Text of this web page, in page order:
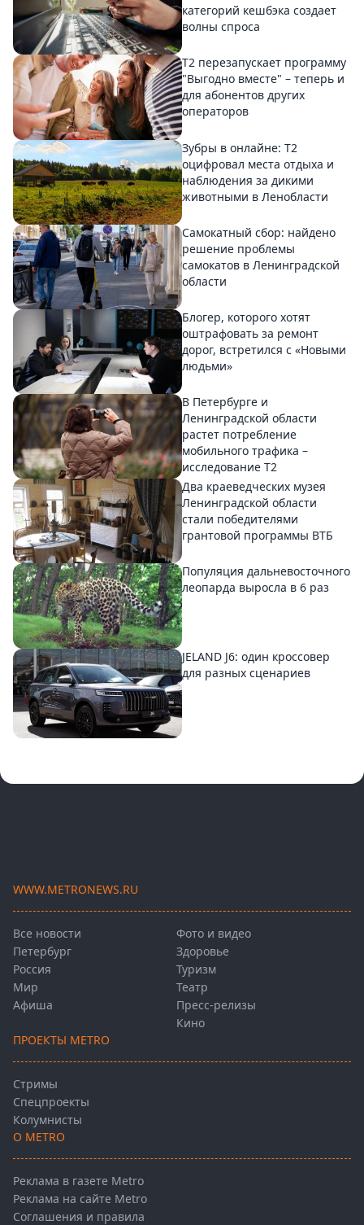
категорий кешбэка создает
волны спроса
Т2 перезапускает программу
"Выгодно вместе" – теперь и
для абонентов других
операторов
Зубры в онлайне: Т2
оцифровал места отдыха и
наблюдения за дикими
животными в Ленобласти
Самокатный сбор: найдено
решение проблемы
самокатов в Ленинградской
области
Блогер, которого хотят
оштрафовать за ремонт
дорог, встретился с «Новыми
людьми»
В Петербурге и
Ленинградской области
растет потребление
мобильного трафика –
исследование T2
Два краеведческих музея
Ленинградской области
стали победителями
грантовой программы ВТБ
Популяция дальневосточного
леопарда выросла в 6 раз
JELAND J6: один кроссовер
для разных сценариев
WWW.METRONEWS.RU
Все новости
Петербург
Россия
Мир
Афиша
Фото и видео
Здоровье
Туризм
Театр
Пресс-релизы
Кино
ПРОЕКТЫ METRO
Стримы
Спецпроекты
Колумнисты
О METRO
Реклама в газете Metro
Реклама на сайте Metro
Соглашения и правила